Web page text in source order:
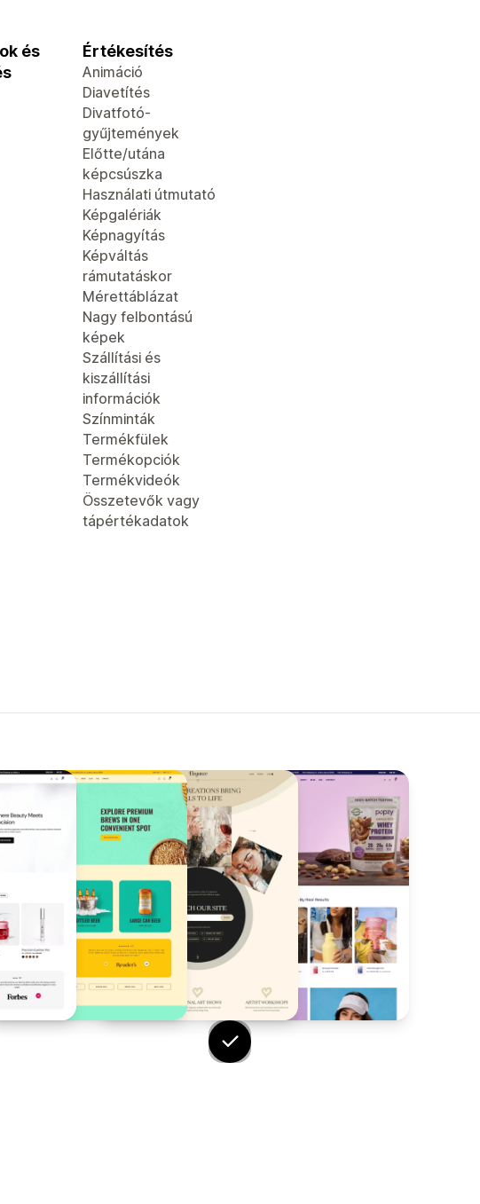
és
Értékesítés
Animáció
Diavetítés
Divatfotó-
gyűjtemények
Előtte/utána
képcsúszka
Használati útmutató
Képgalériák
Képnagyítás
Képváltás
rámutatáskor
Mérettáblázat
Nagy felbontású
képek
Szállítási és
kiszállítási
információk
Színminták
Termékfülek
Termékopciók
Termékvideók
Összetevők vagy
tápértékadatok